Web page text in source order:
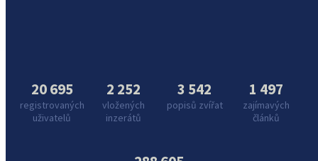
20 695
registrovaných
uživatelů
2 252
vložených
inzerátů
3 542
popisů zvířat
1 497
zajímavých
článků